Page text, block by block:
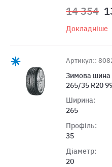
14 354
Докладніше
Артикул::
Зимова шина
265/35 R20
Ширина:
265
Профіль:
35
Діаметр:
20